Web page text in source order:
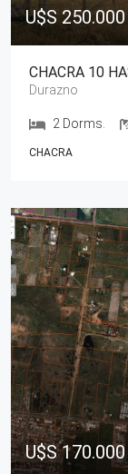
U$S 250.000
CHACRA 10
Durazno
2 Dorms.
CHACRA
U$S 170.000